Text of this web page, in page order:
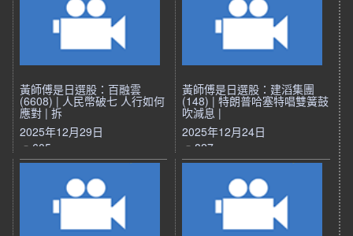
黃師傅是日選股：百融雲
(6608) | 人民幣破七 人行如何
應對 | 拆
2025年12月29日
605
黃師傅是日選股：建滔集團
(148) | 特朗普哈塞特唱雙簧鼓
吹減息 |
2025年12月24日
827